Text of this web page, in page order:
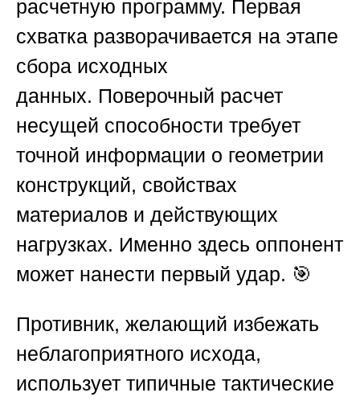
расчетную программу. Первая
схватка разворачивается на этапе
сбора исходных
данных. Поверочный расчет
несущей способности требует
точной информации о геометрии
конструкций, свойствах
материалов и действующих
нагрузках. Именно здесь оппонент
может нанести первый удар. 🎯
Противник, желающий избежать
неблагоприятного исхода,
использует типичные тактические